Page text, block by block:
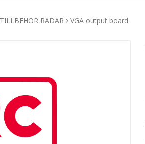
TILLBEHÖR RADAR VGA output board